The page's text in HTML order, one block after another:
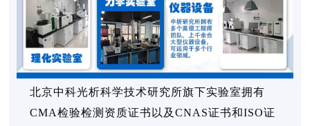
北京中科光析科学技术研究所旗下实验室拥有
CMA检验检测资质证书以及CNAS证书和ISO证